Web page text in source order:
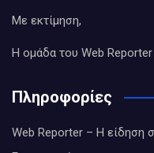
Με εκτίμηση,
Η ομάδα του Web Reporter
Πληροφορίες
Web Reporter – Η είδηση